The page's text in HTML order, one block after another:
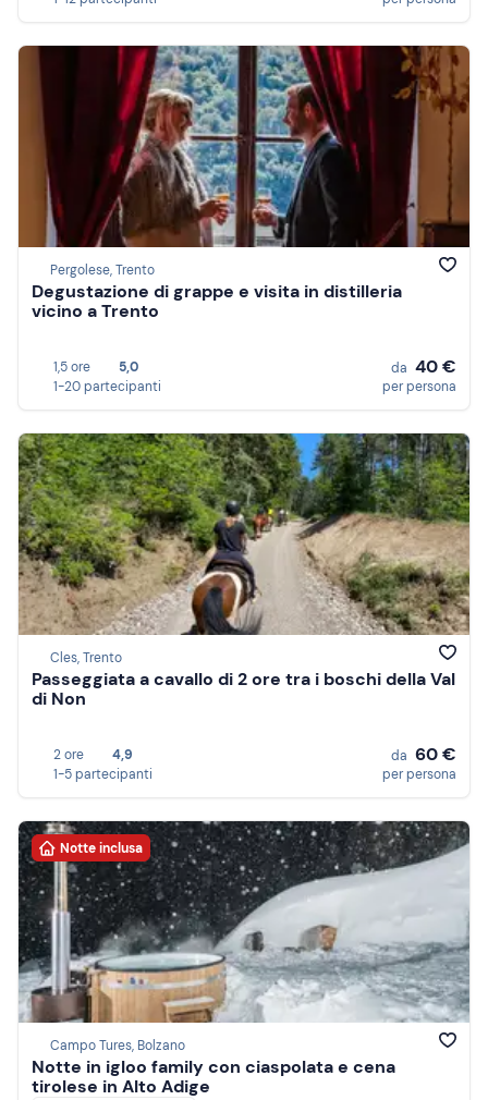
Pergolese, Trento
Degustazione di grappe e visita in distilleria
vicino a Trento
1,5 ore
5,0
1-20 partecipanti
da 40 €
per persona
Cles, Trento
Passeggiata a cavallo di 2 ore tra i boschi della Val
di Non
2 ore
4,9
1-5 partecipanti
da 60 €
per persona
Notte inclusa
Campo Tures, Bolzano
Notte in igloo family con ciaspolata e cena
tirolese in Alto Adige